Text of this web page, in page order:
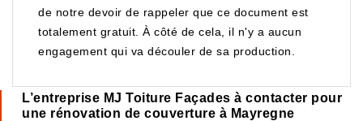
de notre devoir de rappeler que ce document est
totalement gratuit. À côté de cela, il n'y a aucun
engagement qui va découler de sa production.
L’entreprise MJ Toiture Façades à contacter pour
une rénovation de couverture à Mayregne